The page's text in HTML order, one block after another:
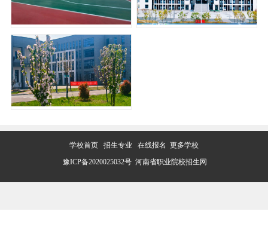
学校首页 招生专业 在线报名 更多学校
豫ICP备2020025032号 河南省职业院校招生网